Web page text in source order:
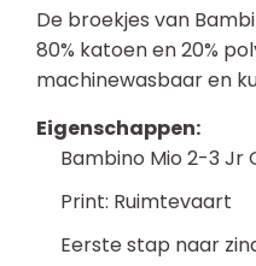
De broekjes van
80% katoen en 20%
machinewasbaar en
Eigenschappen:
Bambino Mio 2-3 Jr
Print: Ruimtevaart
Eerste stap naar